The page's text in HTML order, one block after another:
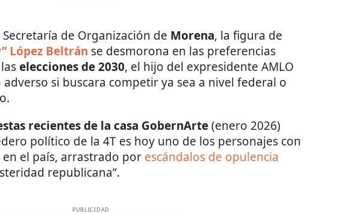
de Organización de Morena, la figura de
López Beltrán se desmorona en las preferencias
elecciones de 2030, el hijo del expresidente AMLO
si buscara competir ya sea a nivel federal o
recientes de la casa GobernArte(enero 2026)
político de la 4T es hoy uno de los personajes con
el país, arrastrado por escándalos de opulencia
republicana”.
PUBLICIDAD